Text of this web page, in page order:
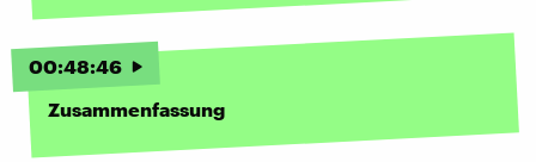
00:48:46
Zusammenfassung